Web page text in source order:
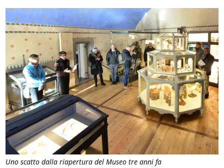
Uno scatto dalla riapertura del Museo tre anni fa